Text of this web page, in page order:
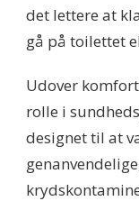
det lettere at
gå på toilettet
Udover
rolle i
designet til at